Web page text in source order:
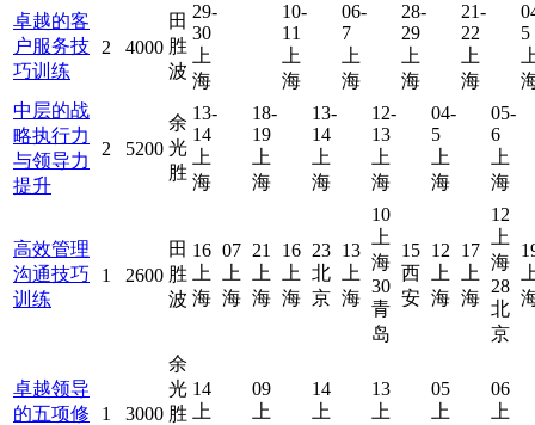
卓越的客
户服务技
巧训练
2 4000
田
胜
波
29-
30
上
海
10-
11
上
海
06-
7
上
海
28-
29
上
海
21-
22
上
海
5
中层的战
略执行力
与领导力
提升
2 5200
余
光
胜
13-
14
上
海
18-
19
上
海
13-
14
上
海
12-
13
上
海
04-
5
上
海
05-
6
上
海
高效管理
沟通技巧
训练
1 2600
田
胜
波
16
上
海
07
上
海
21
上
海
16
上
海
23
北
京
13
上
海
10
上
海
30
青
岛
15
西
安
12
上
海
17
上
海
12
上
海
28
北
京
卓越领导
的五项修
1 3000
余
光
胜
14
上
09
上
14
上
13
上
05
上
06
上